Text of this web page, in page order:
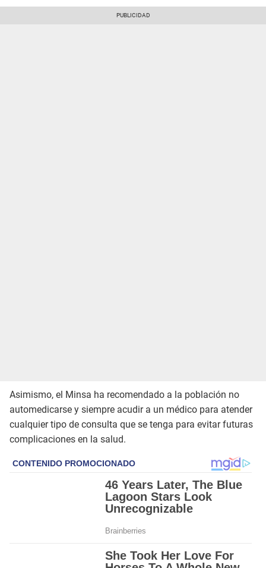
Asimismo, el Minsa ha recomendado a la población no
automedicarse y siempre acudir a un médico para atender
cualquier tipo de consulta que se tenga para evitar futuras
complicaciones en la salud.